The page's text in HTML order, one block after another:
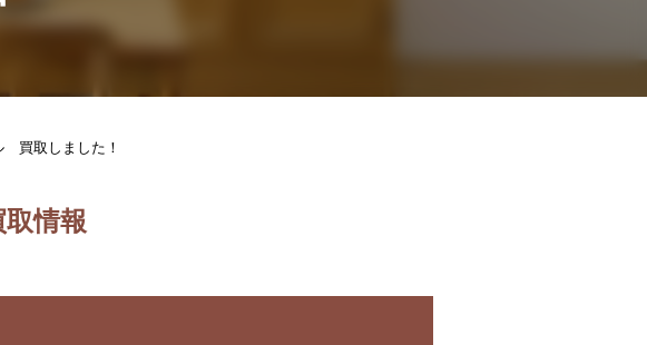
買取しました！
情報